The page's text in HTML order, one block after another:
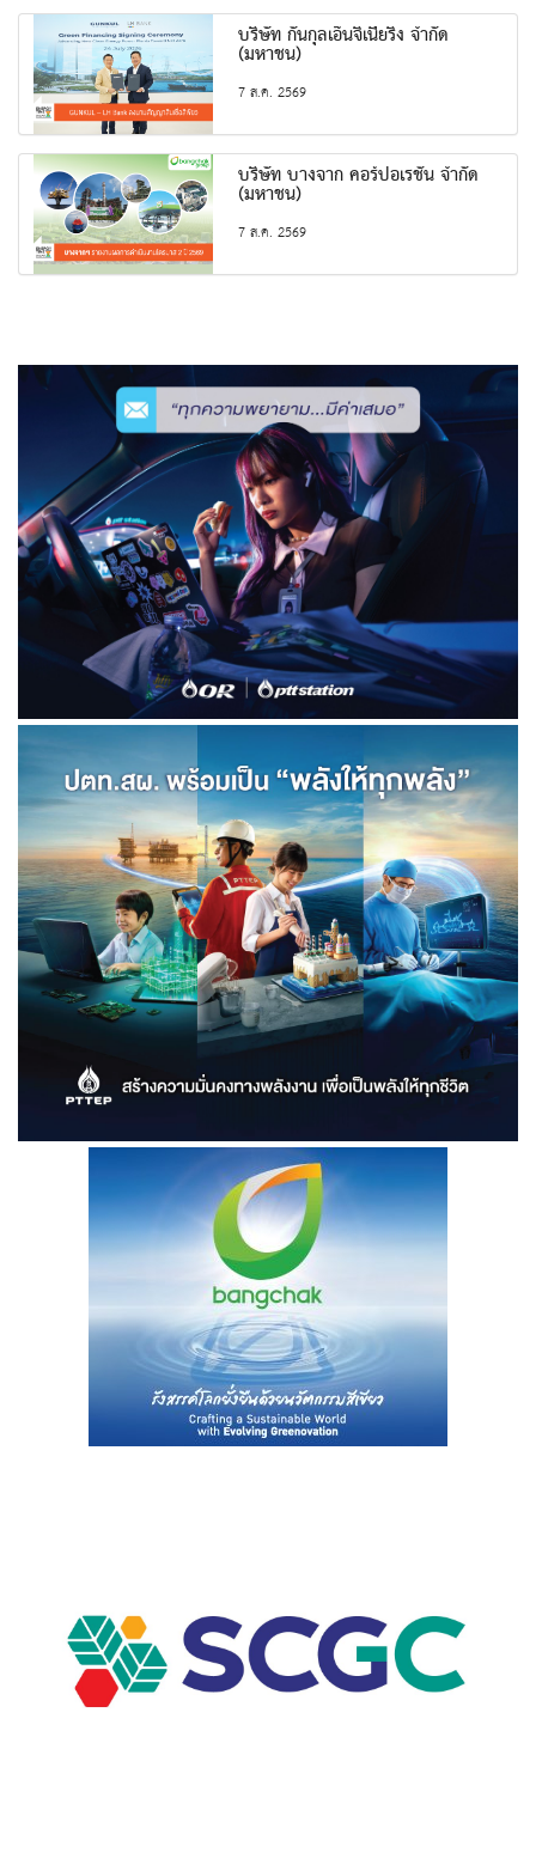
บริษัท กันกุลเอ็นจิเนียริ่ง จำกัด
(มหาชน)
7 ส.ค. 2569
บริษัท บางจาก คอร์ปอเรชั่น จำกัด
(มหาชน)
7 ส.ค. 2569